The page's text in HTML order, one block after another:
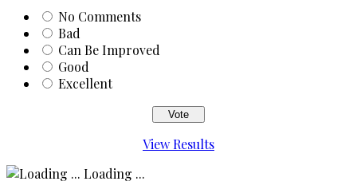
No Comments
Bad
Can Be Improved
Good
Excellent
View Results
Loading ...